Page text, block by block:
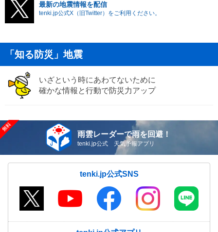
最新の地震情報を配信
tenki.jp公式X（旧Twitter）をご利用ください。
「知る防災」地震
いざという時にあわてないために
確かな情報と行動で防災力アップ
雨雲レーダーで雨を回避！
tenki.jp公式 天気予報アプリ
tenki.jp公式SNS